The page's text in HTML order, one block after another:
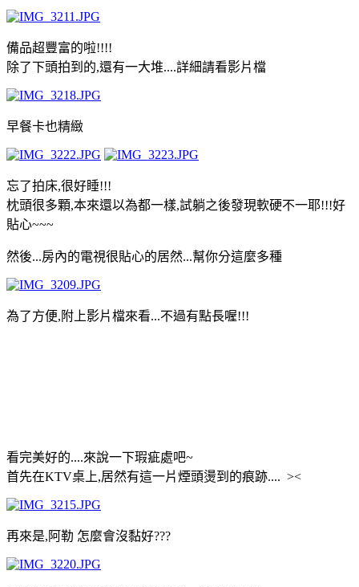
備品超豐富的啦!!!!
除了下頭拍到的,還有一大堆....詳細請看影片檔
早餐卡也精緻
忘了拍床,很好睡!!!
枕頭很多顆,本來還以為都一樣,試躺之後發現軟硬不一耶!!!好
貼心~~~
然後...房內的電視很貼心的居然...幫你分這麼多種
為了方便,附上影片檔來看...不過有點長喔!!!
看完美好的....來說一下瑕疵處吧~
首先在KTV桌上,居然有這一片煙頭燙到的痕跡.... ><
再來是,阿勒 怎麼會沒黏好???